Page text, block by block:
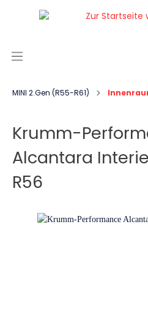
MINI 2.Gen (R55-R61)
Krumm-
Alcantara
R56